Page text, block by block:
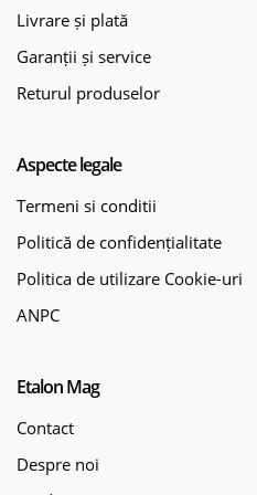
Livrare și plată
Garanții și service
Returul produselor
Aspecte legale
Termeni si conditii
Politică de confidențialitate
Politica de utilizare Cookie-uri
ANPC
Etalon Mag
Contact
Despre noi